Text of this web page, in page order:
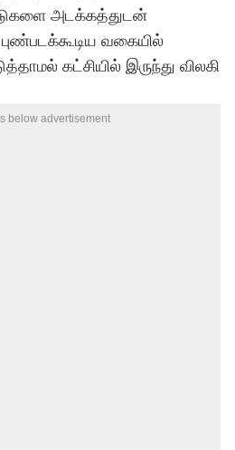
அடக்கத்துடன்
புண்படக்கூடிய வகையில்
கட்சியில் இருந்து விலகி
below advertisement